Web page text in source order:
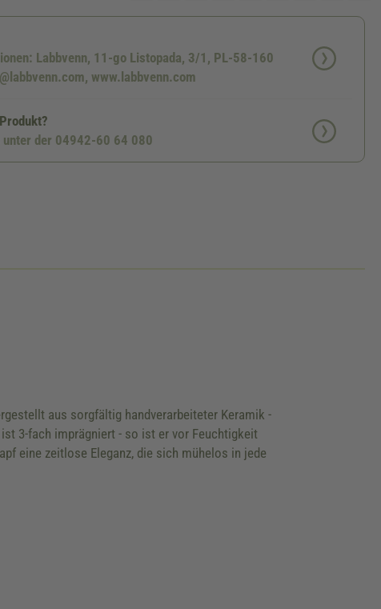
Labbvenn, 11-go Listopada, 3/1, PL-58-160
www.labbvenn.com
unter der 04942-60 64 080
aus sorgfältig handverarbeiteter Keramik -
3-fach imprägniert - so ist er vor Feuchtigkeit
eine zeitlose Eleganz, die sich mühelos in jede